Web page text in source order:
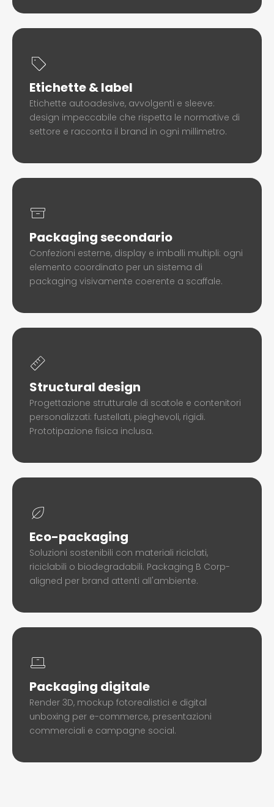
Etichette & label
Etichette autoadesive, avvolgenti e sleeve:
design impeccabile che rispetta le normative di
settore e racconta il brand in ogni millimetro.
Packaging secondario
Confezioni esterne, display e imballi multipli: ogni
elemento coordinato per un sistema di
packaging visivamente coerente a scaffale.
Structural design
Progettazione strutturale di scatole e contenitori
personalizzati: fustellati, pieghevoli, rigidi.
Prototipazione fisica inclusa.
Eco-packaging
Soluzioni sostenibili con materiali riciclati,
riciclabili o biodegradabili. Packaging B Corp-
aligned per brand attenti all'ambiente.
Packaging digitale
Render 3D, mockup fotorealistici e digital
unboxing per e-commerce, presentazioni
commerciali e campagne social.